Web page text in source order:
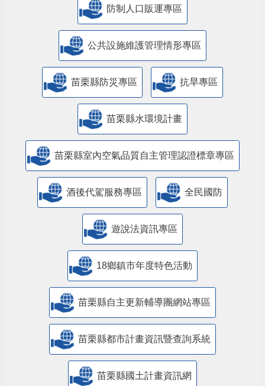
防制人口販運專區
​公共設施維護管理情形專區
苗栗縣防災專區 抗旱專區
苗栗縣水環境計畫
苗栗縣室內空氣品質自主管理認證標章專區
酒後代駕服務專區 全民國防
遊說法資訊專區
18鄉鎮市年度特色活動
苗栗縣自主更新輔導團網站專區
苗栗縣都市計畫資訊暨查詢系統
苗栗縣國土計畫資訊網